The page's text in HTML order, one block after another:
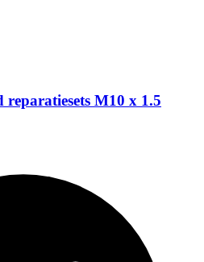
reparatiesets M10 x 1.5